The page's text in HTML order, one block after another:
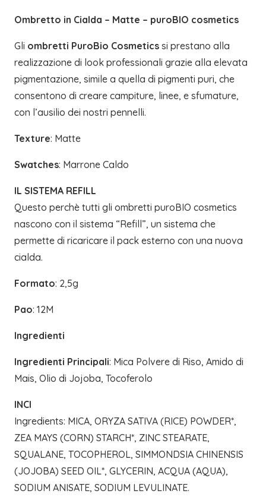
Ombretto in Cialda – Matte – puroBIO cosmetics
Gli ombretti PuroBio Cosmetics si prestano alla
realizzazione di look professionali grazie alla elevata
pigmentazione, simile a quella di pigmenti puri, che
consentono di creare campiture, linee, e sfumature,
con l’ausilio dei nostri pennelli.
Texture: Matte
Swatches: Marrone Caldo
IL SISTEMA REFILL
Questo perchè tutti gli ombretti puroBIO cosmetics
nascono con il sistema “Refill”, un sistema che
permette di ricaricare il pack esterno con una nuova
cialda.
Formato: 2,5g
Pao: 12M
Ingredienti
Ingredienti Principali: Mica Polvere di Riso, Amido di
Mais, Olio di Jojoba, Tocoferolo
INCI
Ingredients: MICA, ORYZA SATIVA (RICE) POWDER*,
ZEA MAYS (CORN) STARCH*, ZINC STEARATE,
SQUALANE, TOCOPHEROL, SIMMONDSIA CHINENSIS
(JOJOBA) SEED OIL*, GLYCERIN, ACQUA (AQUA),
SODIUM ANISATE, SODIUM LEVULINATE.